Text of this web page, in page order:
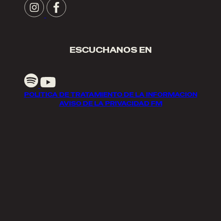
ESCUCHANOS EN
POLITICA DE TRATAMIENTO DE LA INFORMACION
AVISO DE LA PRIVACIDAD FM